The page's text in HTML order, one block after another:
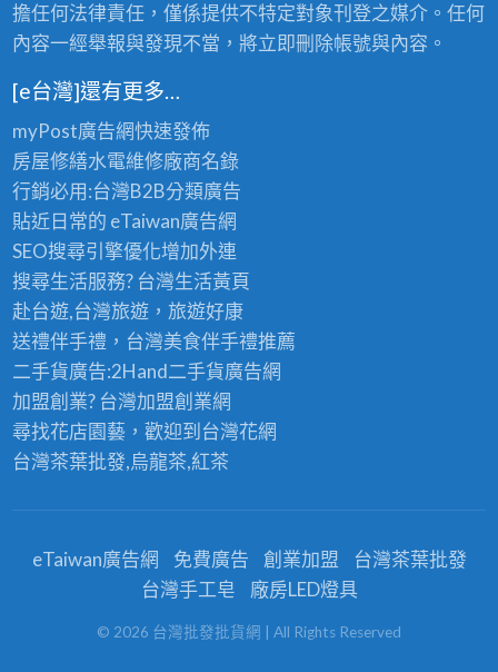
擔任何法律責任，僅係提供不特定對象刊登之媒介。任何
內容一經舉報與發現不當，將立即刪除帳號與內容。
[e台灣]還有更多…
myPost廣告網快速發佈
房屋修繕水電維修廠商名錄
行銷必用:台灣B2B分類廣告
貼近日常的 eTaiwan廣告網
SEO搜尋引擎優化增加外連
搜尋生活服務? 台灣生活黃頁
赴台遊,台灣旅遊，旅遊好康
送禮伴手禮，台灣美食伴手禮推薦
二手貨廣告:2Hand二手貨廣告網
加盟創業? 台灣加盟創業網
尋找花店園藝，歡迎到台灣花網
台灣茶葉批發,烏龍茶,紅茶
eTaiwan廣告網 免費廣告 創業加盟
台灣茶葉批發
台灣手工皂
廠房LED燈具
© 2026 台灣批發批貨網 | All Rights Reserved